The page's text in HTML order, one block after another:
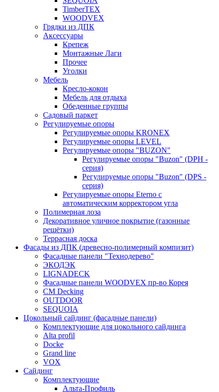
TimberTEX
WOODVEX
Грядки из ДПК
Аксессуары
Крепеж
Монтажные Лаги
Прочее
Уголки
Мебель
Кресло-кокон
Мебель для отдыха
Обеденные группы
Садовый паркет
Регулируемые опоры
Регулируемые опоры KRONEX
Регулируемые опоры LEVEL
Регулируемые опоры "BUZON"
Регулируемые опоры "Buzon" (DPH -
серия)
Регулируемые опоры "Buzon" (DPS -
серия)
Регулируемые опоры Eterno с
автоматическим корректором угла
Полимерная лоза
Декоративное уличное покрытие (газонные
решётки)
Террасная доска
Фасады из ДПК (древесно-полимерный компизит)
Фасадные панели "Технодерево"
ЭКОДЭК
LIGNADECK
Фасадные панели WOODVEX пр-во Корея
CM Decking
OUTDOOR
SEQUOIA
Цокольный сайдинг (фасадные панели)
Комплектующие для цокольного сайдинга
Alta profil
Docke
Grand line
VOX
Сайдинг
Комплектующие
Альта-Профиль